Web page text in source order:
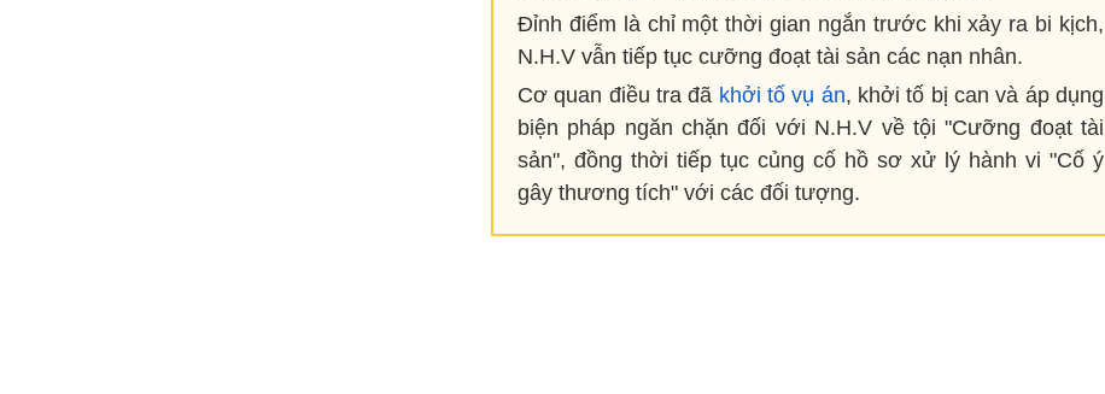
Đỉnh điểm là chỉ một thời gian ngắn trước khi xảy ra bi kịch,
N.H.V vẫn tiếp tục cưỡng đoạt tài sản các nạn nhân.
Cơ quan điều tra đã khởi tố vụ án, khởi tố bị can và áp dụng
biện pháp ngăn chặn đối với N.H.V về tội "Cưỡng đoạt tài
sản", đồng thời tiếp tục củng cố hồ sơ xử lý hành vi "Cố ý
gây thương tích" với các đối tượng.